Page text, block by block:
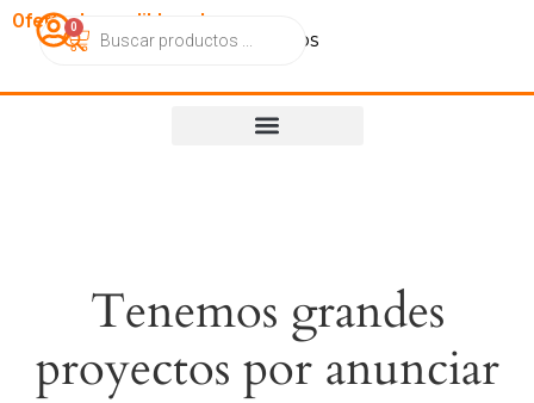
OfertasImperdibles.cl
CatálogoContactoNosotros
0
Tenemos grandes
proyectos por anunciar